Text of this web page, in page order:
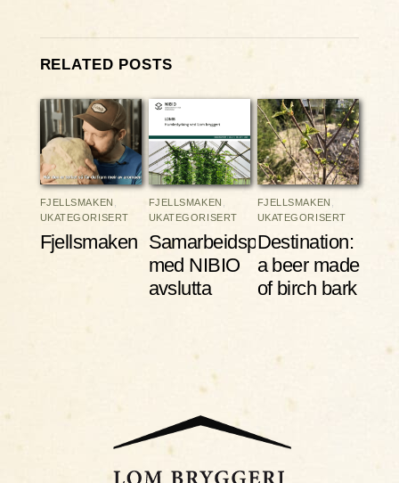
RELATED POSTS
FJELLSMAKEN
UKATEGORISERT
Fjellsmaken
FJELLSMAKEN
UKATEGORISERT
Samarbeidsprosjektet
med NIBIO
avslutta
FJELLSMAKEN
UKATEGORISERT
Destination:
a beer made
of birch bark